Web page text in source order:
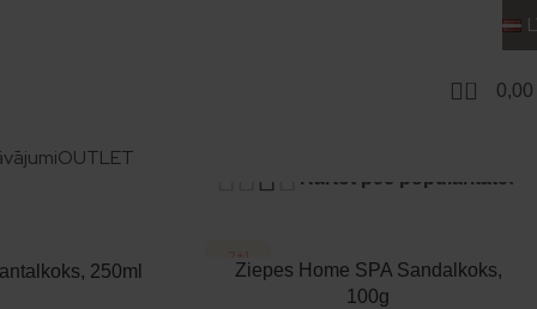
0 0,00
OUTLET
želejām un losjoniem no Home SPA līnijas – Francijā radīti
250ml
2+1
Ziepes Home SPA Sandalkoks,
100g